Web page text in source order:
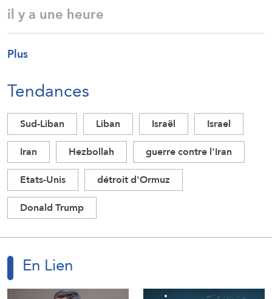
il y a une heure
Plus
Tendances
Sud-Liban Liban Israël
Israel
Iran
Hezbollah
guerre contre l'Iran
Etats-Unis
détroit d'Ormuz
Donald Trump
En Lien